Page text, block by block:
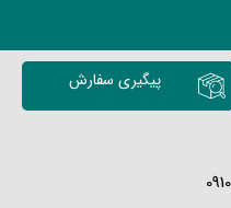
پیگیری سفارش